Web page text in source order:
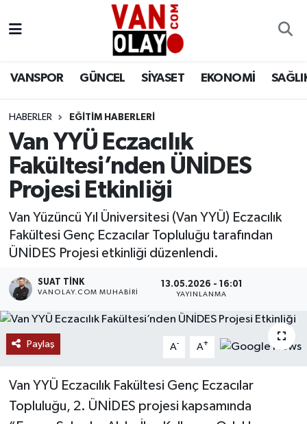
VANSPOR GÜNCEL SİYASET EKONOMİ
HABERLER EĞİTİM HABERLERİ
Van YYÜ Eczacılık
Fakültesi’nden ÜNİDES
Projesi Etkinliği
Van Yüzüncü Yıl Üniversitesi (Van YYÜ) Eczacılık
Fakültesi Genç Eczacılar Topluluğu tarafından
ÜNİDES Projesi etkinliği düzenlendi.
SUAT TINK
VANOLAY.COM MUHABIRI
13.05.2026 - 16:01
YAYINLANMA
Paylaş A- A+
Van YYÜ Eczacılık Fakültesi Genç Eczacılar
Topluluğu, 2. ÜNİDES projesi kapsamında
Siyaset
Ekonomi
Sağlık
Bilim & Teknoloji
Dünya
RESMİ İLANLAR
Van Nöbetçi Eczaneler
Van Namaz Vakitleri
Van Trafik Yoğunluk Haritası
Süper Lig Puan Durumu ve Fikstür
Son Dakika Haberleri
Haber Arşivi